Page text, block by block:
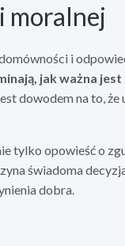
moralnej
i
jak ważna
dowodem na to,
tylko opowieść o
świadoma
dobra.